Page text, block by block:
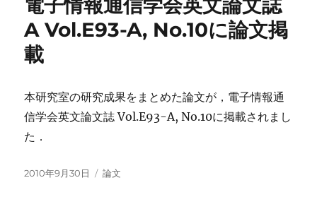
ー
電子情報通信学会英文論文誌
A Vol.E93-A, No.10に論文掲
載
本研究室の研究成果をまとめた論文が，電子情報通
信学会英文論文誌 Vol.E93-A, No.10に掲載されまし
た．
投
2010年9月30日
カ
論文